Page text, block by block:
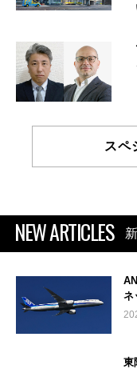
スペ
NEW ARTICLES
ネ
東